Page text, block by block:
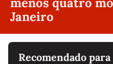
Janeiro
Recomendado para